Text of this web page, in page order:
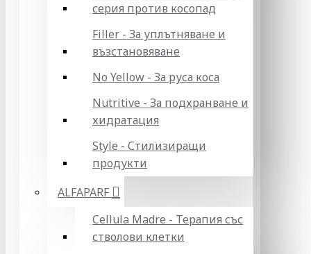
серия против косопад
Filler - За уплътняване и
възстановяване
No Yellow - За руса коса
Nutritive - За подхранване и
хидратация
Style - Стилизиращи
продукти
ALFAPARF
Cellula Madre - Терапия със
стволови клетки